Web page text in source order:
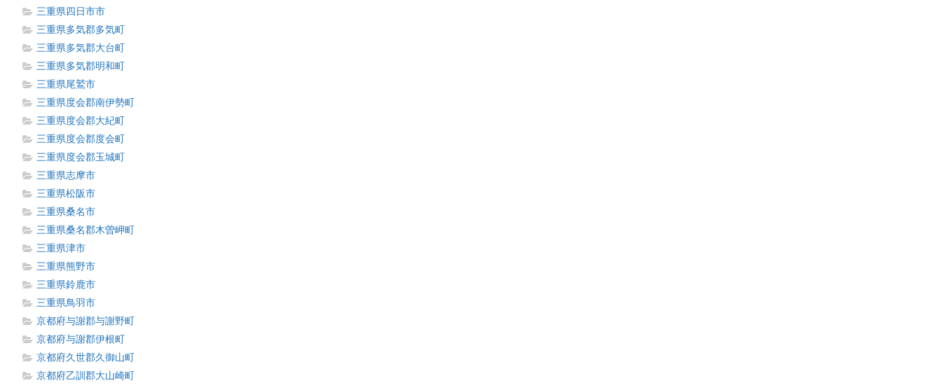
三重県四日市市
三重県多気郡多気町
三重県多気郡大台町
三重県多気郡明和町
三重県尾鷲市
三重県度会郡南伊勢町
三重県度会郡大紀町
三重県度会郡度会町
三重県度会郡玉城町
三重県志摩市
三重県松阪市
三重県桑名市
三重県桑名郡木曽岬町
三重県津市
三重県熊野市
三重県鈴鹿市
三重県鳥羽市
京都府与謝郡与謝野町
京都府与謝郡伊根町
京都府久世郡久御山町
京都府乙訓郡大山崎町